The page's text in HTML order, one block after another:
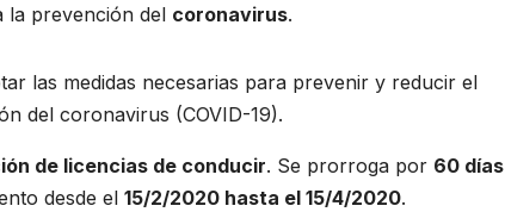
la prevención del coronavirus.
las medidas necesarias para prevenir y reducir el
del coronavirus (COVID-19).
de licencias de conducir. Se prorroga por 60 días
desde el 15/2/2020 hasta el 15/4/2020.